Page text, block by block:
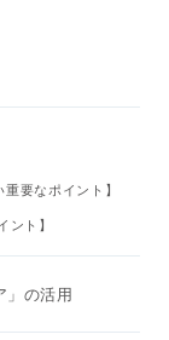
要なポイント】
ント】
」の活用